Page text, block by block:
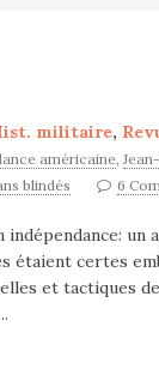
militaire,
américaine,
blindés 6
indépendance:
étaient certes
et tactiques